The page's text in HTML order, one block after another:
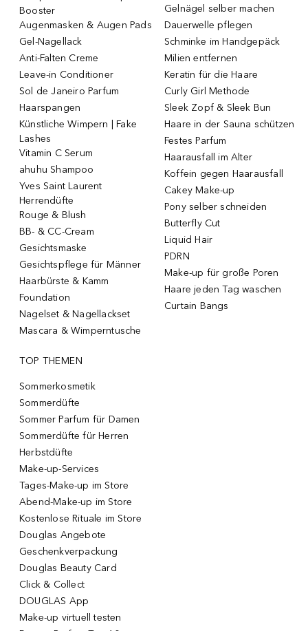
Booster
Augenmasken & Augen Pads
Gel-Nagellack
Anti-Falten Creme
Leave-in Conditioner
Sol de Janeiro Parfum
Haarspangen
Künstliche Wimpern | Fake
Lashes
Vitamin C Serum
ahuhu Shampoo
Yves Saint Laurent
Herrendüfte
Rouge & Blush
BB- & CC-Cream
Gesichtsmaske
Gesichtspflege für Männer
Haarbürste & Kamm
Foundation
Nagelset & Nagellackset
Mascara & Wimperntusche
Gelnägel selber machen
Dauerwelle pflegen
Schminke im Handgepäck
Milien entfernen
Keratin für die Haare
Curly Girl Methode
Sleek Zopf & Sleek Bun
Haare in der Sauna schützen
Festes Parfum
Haarausfall im Alter
Koffein gegen Haarausfall
Cakey Make-up
Pony selber schneiden
Butterfly Cut
Liquid Hair
PDRN
Make-up für große Poren
Haare jeden Tag waschen
Curtain Bangs
TOP THEMEN
Sommerkosmetik
Sommerdüfte
Sommer Parfum für Damen
Sommerdüfte für Herren
Herbstdüfte
Make-up-Services
Tages-Make-up im Store
Abend-Make-up im Store
Kostenlose Rituale im Store
Douglas Angebote
Geschenkverpackung
Douglas Beauty Card
Click & Collect
DOUGLAS App
Make-up virtuell testen